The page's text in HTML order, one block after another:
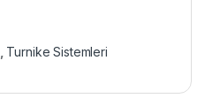
Turnike Sistemleri